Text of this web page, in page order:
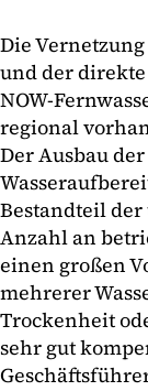
Die
und der direkte
NOW-
regional
Der Ausbau
Bestandteil der
Anzahl an
einen großen
mehrerer
Trockenheit
sehr gut